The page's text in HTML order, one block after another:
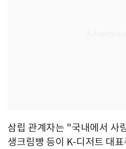
삼립 관계자는 "국내에서 사
생크림빵 등이 K-디저트 대